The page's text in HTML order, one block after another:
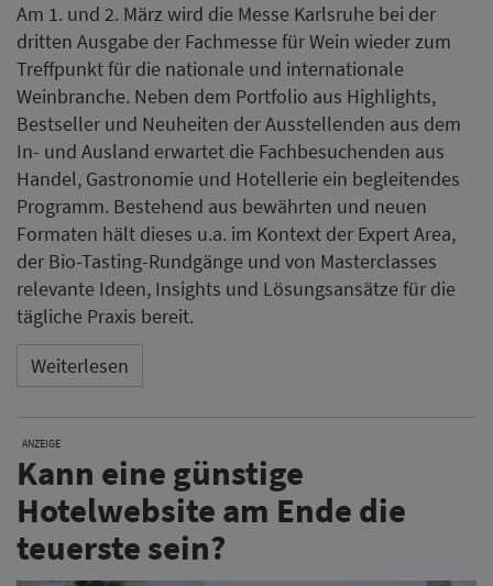
Am 1. und 2. März wird die Messe Karlsruhe bei der
dritten Ausgabe der Fachmesse für Wein wieder zum
Treffpunkt für die nationale und internationale
Weinbranche. Neben dem Portfolio aus Highlights,
Bestseller und Neuheiten der Ausstellenden aus dem
In- und Ausland erwartet die Fachbesuchenden aus
Handel, Gastronomie und Hotellerie ein begleitendes
Programm. Bestehend aus bewährten und neuen
Formaten hält dieses u.a. im Kontext der Expert Area,
der Bio-Tasting-Rundgänge und von Masterclasses
relevante Ideen, Insights und Lösungsansätze für die
tägliche Praxis bereit.
Weiterlesen
ANZEIGE
Kann eine günstige
Hotelwebsite am Ende die
teuerste sein?